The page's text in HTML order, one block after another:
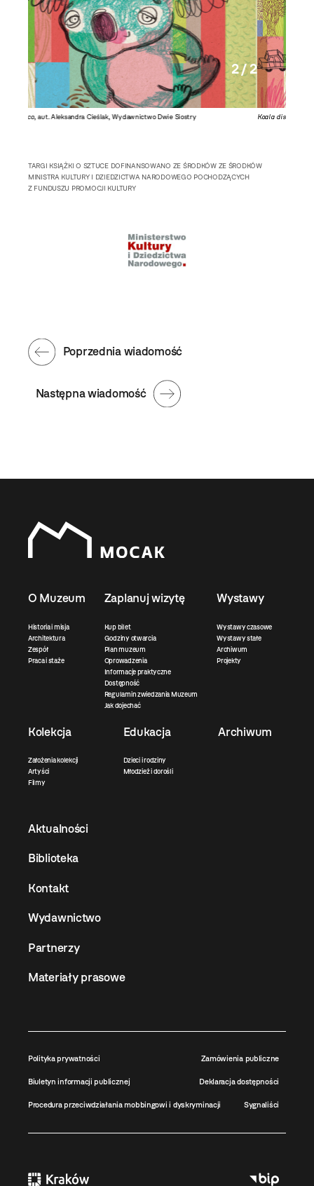
Koala disco, aut. Aleksandra Cieślak, Wydawnictwo Dwie Siostry
2 / 2
TARGI KSIĄŻKI O SZTUCE DOFINANSOWANO ZE ŚRODKÓW ZE ŚRODKÓW
MINISTRA KULTURY I DZIEDZICTWA NARODOWEGO POCHODZĄCYCH
Z FUNDUSZU PROMOCJI KULTURY
Następna wiadomość
Poprzednia wiadomość
O Muzeum
Historia i misja
Architektura
Zespół
Praca i staże
Zaplanuj wizytę
Kup bilet
Godziny otwarcia
Plan muzeum
Oprowadzenia
Informacje praktyczne
Dostępność
Regulamin zwiedzania Muzeum
Jak dojechać
Wystawy
Wystawy czasowe
Wystawy stałe
Archiwum
Projekty
Kolekcja
Założenia kolekcji
Artyści
Filmy
Edukacja
Dzieci i rodziny
Młodzież i dorośli
Archiwum
Aktualności
Biblioteka
Kontakt
Wydawnictwo
Partnerzy
Materiały prasowe
Polityka prywatności Zamówienia publiczne
Biuletyn informacji publicznej Deklaracja dostępności
Procedura przeciwdziałania mobbingowi i dyskryminacji Sygnaliści